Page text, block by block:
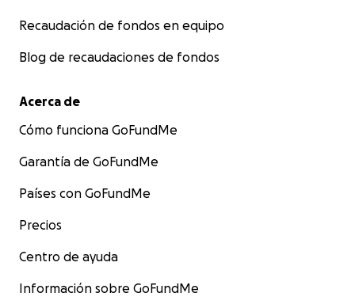
Recaudación de fondos en equipo
Blog de recaudaciones de fondos
Acerca de
Cómo funciona GoFundMe
Garantía de GoFundMe
Países con GoFundMe
Precios
Centro de ayuda
Información sobre GoFundMe